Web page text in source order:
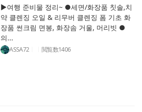
▶여행 준비물 정리~ ●세면/화장품 칫솔,치
약 클렌징 오일 & 리무버 클렌징 폼 기초 화
장품 썬크림 면봉, 화장솜 거울, 머리빗 ●
의...
ASSA72 閲覧数1406